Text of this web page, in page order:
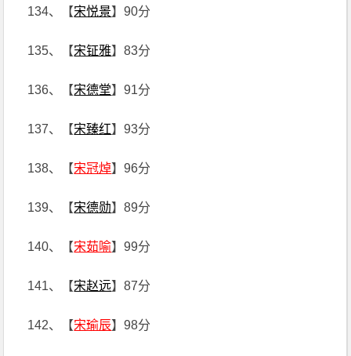
134、【宋悦景】90分
135、【宋钲雅】83分
136、【宋德堂】91分
137、【宋臻红】93分
138、【宋冠焯】96分
139、【宋德勋】89分
140、【宋茹喻】99分
141、【宋赵远】87分
142、【宋瑜辰】98分